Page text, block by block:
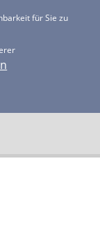
für Sie zu